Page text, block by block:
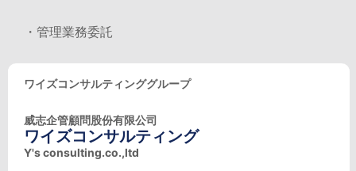
・管理業務委託
ワイズコンサルティンググループ
威志企管顧問股份有限公司
ワイズコンサルティング
Y's consulting.co.,ltd